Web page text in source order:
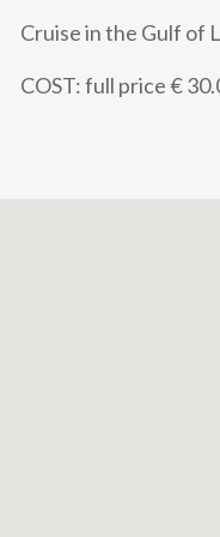
Cruise in the Gulf of
COST: full price €